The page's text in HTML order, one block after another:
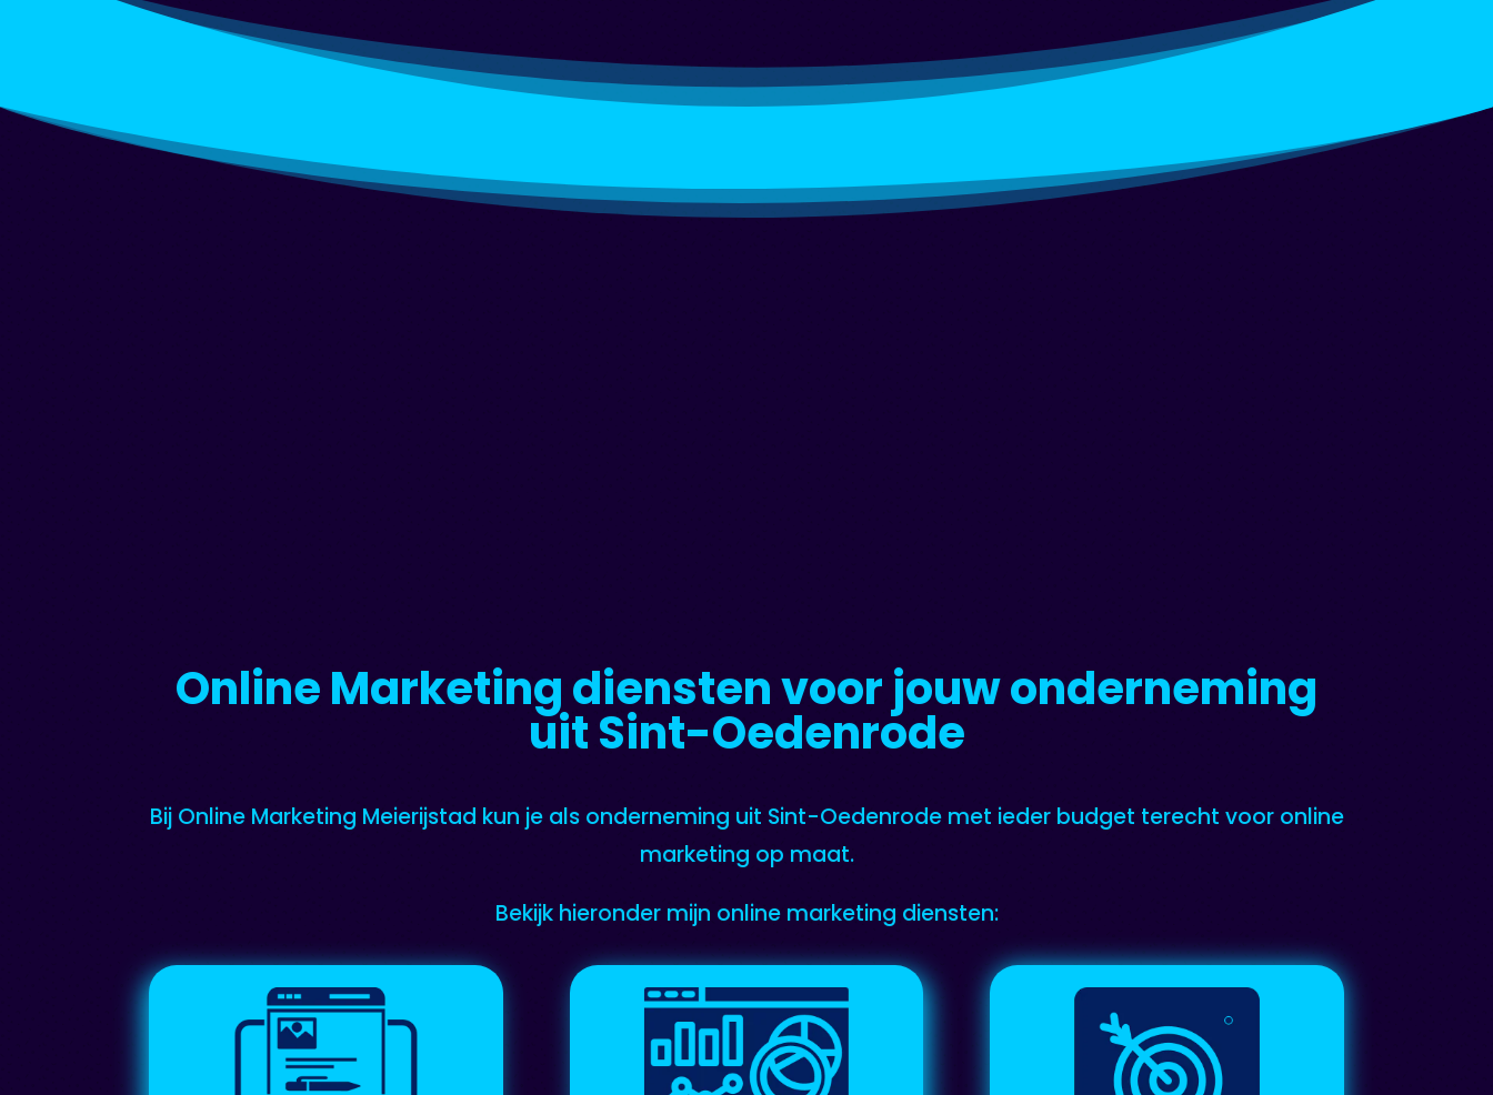
Online Marketing diensten voor jouw onderneming
uit Sint-Oedenrode
Bij Online Marketing Meierijstad kun je als onderneming uit Sint-Oedenrode met ieder budget terecht voor online
marketing op maat.
Bekijk hieronder mijn online marketing diensten: